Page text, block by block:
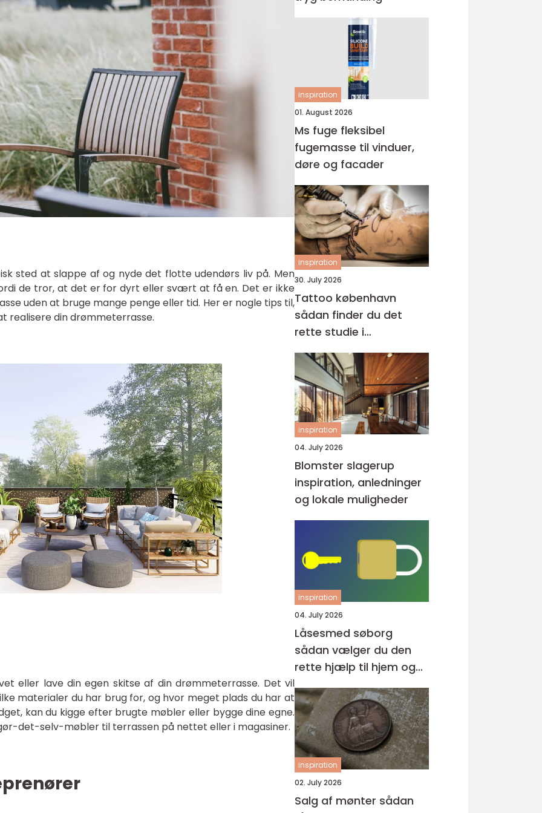
sted at slappe af og nyde det flotte udendørs liv på. Men
de tror, at det er for dyrt eller svært at få en. Det er ikke
uden at bruge mange penge eller tid. Her er nogle tips til,
realisere din drømmeterrasse.
eller lave din egen skitse af din drømmeterrasse. Det vil
materialer du har brug for, og hvor meget plads du har at
kan du kigge efter brugte møbler eller bygge dine egne.
det-selv-møbler til terrassen på nettet eller i magasiner.
inspiration
01. August 2026
Ms fuge fleksibel
fugemasse til vinduer,
døre og facader
inspiration
30. July 2026
Tattoo københavn
sådan finder du det
rette studie i
hovedstaden
inspiration
04. July 2026
Blomster slagerup
inspiration, anledninger
og lokale muligheder
inspiration
04. July 2026
Låsesmed søborg
sådan vælger du den
rette hjælp til hjem og
erhverv
inspiration
02. July 2026
Salg af mønter sådan